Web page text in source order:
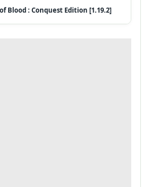
Blood : Conquest Edition [1.19.2]